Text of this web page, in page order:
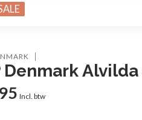
Denmark
Incl. btw